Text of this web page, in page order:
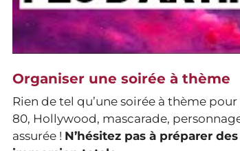
Organiser une soirée à thème
Rien de tel qu’une soirée à thème
80, Hollywood, mascarade,
assurée ! N’hésitez pas à préparer